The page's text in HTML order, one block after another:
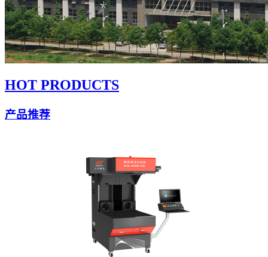
HOT PRODUCTS
产品推荐